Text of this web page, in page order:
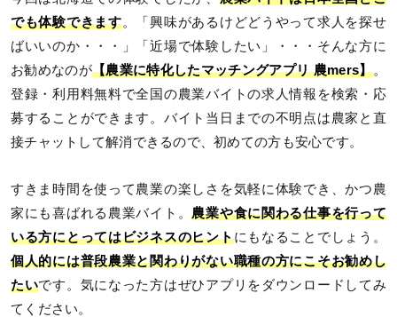
でも体験できます。「興味があるけどどうやって求人を探せ
ばいいのか・・・」「近場で体験したい」・・・そんな方に
お勧めなのが【農業に特化したマッチングアプリ 農mers】。
登録・利用料無料で全国の農業バイトの求人情報を検索・応
募することができます。バイト当日までの不明点は農家と直
接チャットして解消できるので、初めての方も安心です。
すきま時間を使って農業の楽しさを気軽に体験でき、かつ農
家にも喜ばれる農業バイト。農業や食に関わる仕事を行って
いる方にとってはビジネスのヒントにもなることでしょう。
個人的には普段農業と関わりがない職種の方にこそお勧めし
たいです。気になった方はぜひアプリをダウンロードしてみ
てください。